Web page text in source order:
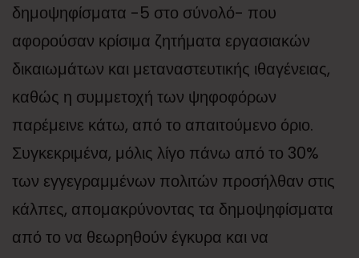
δημοψηφίσματα -5 στο σύνολό- που
αφορούσαν κρίσιμα ζητήματα εργασιακών
δικαιωμάτων και μεταναστευτικής ιθαγένειας,
καθώς η συμμετοχή των ψηφοφόρων
παρέμεινε κάτω, από το απαιτούμενο όριο.
Συγκεκριμένα, μόλις λίγο πάνω από το 30%
των εγγεγραμμένων πολιτών προσήλθαν στις
κάλπες, απομακρύνοντας τα δημοψηφίσματα
από το να θεωρηθούν έγκυρα και να